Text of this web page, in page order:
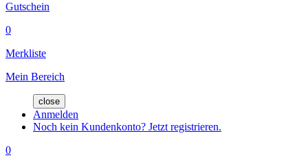
Gutschein
0
Merkliste
Mein Bereich
close
Anmelden
Noch kein Kundenkonto? Jetzt registrieren.
0